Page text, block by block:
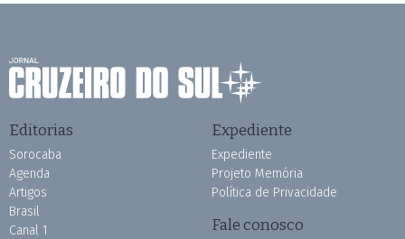
Editorias
Sorocaba
Agenda
Artigos
Brasil
Canal 1
Expediente
Expediente
Projeto Memória
Política de Privacidade
Fale conosco